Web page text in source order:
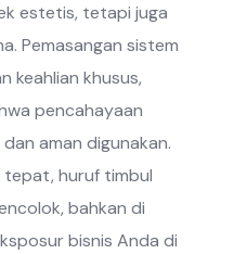
estetis, tetapi juga
Pemasangan sistem
keahlian khusus,
pencahayaan
aman digunakan.
tepat, huruf timbul
bahkan di
bisnis Anda di